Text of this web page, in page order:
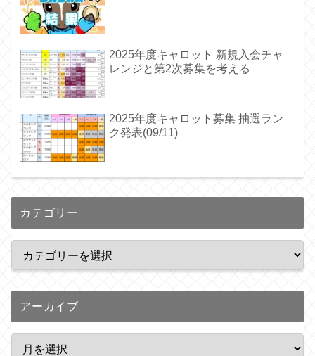
2025年度キャロット 新規入会チャ
レンジと第2次募集を考える
2025年度キャロット募集 抽選ラン
ク発表(09/11)
カテゴリー
アーカイブ